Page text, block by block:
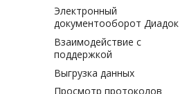
работе с реквизитами
товаров
Настройка правил по
реквизитам товаров
Электронный
документооборот Диадок
Взаимодействие с
поддержкой
Правила обращения в
Выгрузка данных
Департамент по тарифам
Просмотр протоколов